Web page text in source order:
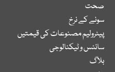
صحت
سونے کے نرخ
پیٹرولیم مصنوعات کی قیمتیں
سائنس و ٹیکنالوجی
بلاگ